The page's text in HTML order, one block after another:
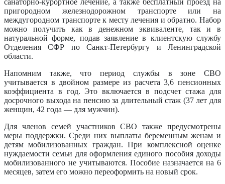
санаторно-курортное лечение, а также бесплатный проезд на
пригородном железнодорожном транспорте или на
междугородном транспорте к месту лечения и обратно. Набор
можно получить как в денежном эквиваленте, так и в
натуральной форме, подав заявление в клиентскую службу
Отделения СФР по Санкт-Петербургу и Ленинградской
области.
Напомним также, что период службы в зоне СВО
учитывается в двойном размере из расчета 3,6 пенсионных
коэффициента в год. Это включается в подсчет стажа для
досрочного выхода на пенсию за длительный стаж (37 лет для
женщин, 42 года — для мужчин).
Для членов семей участников СВО также предусмотрены
меры поддержки. Среди них выплаты беременным женам и
детям мобилизованных граждан. При комплексной оценке
нуждаемости семьи для оформления единого пособия доходы
мобилизованного не учитываются. Пособие назначается на 6
месяцев, затем его можно переоформить на новый срок.